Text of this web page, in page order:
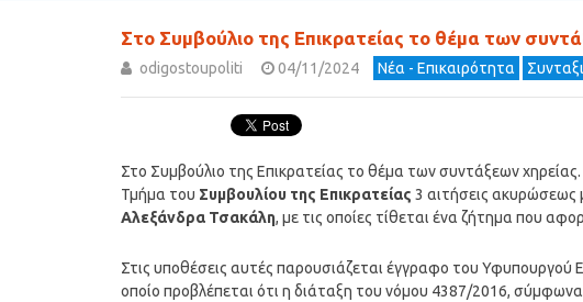
Στο Συμβούλιο της Επικρατείας το θέμα των
odigostoupoliti 04/11/2024 Νέα - Επικαιρότητα
Στο Συμβούλιο της Επικρατείας το θέμα των συντάξεων
Τμήμα του Συμβουλίου της Επικρατείας 3 αιτήσεις ακυρώσεως
Αλεξάνδρα Τσακάλη, με τις οποίες τίθεται ένα ζήτημα που
Στις υποθέσεις αυτές παρουσιάζεται έγγραφο του Υφυπουργού
οποίο προβλέπεται ότι η διάταξη του νόμου 4387/2016,